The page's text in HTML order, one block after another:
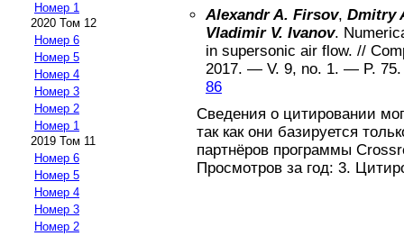
Номер 1
2020 Том 12
Номер 6
Номер 5
Номер 4
Номер 3
Номер 2
Номер 1
2019 Том 11
Номер 6
Номер 5
Номер 4
Номер 3
Номер 2
Alexandr A. Firsov, Dmitry
Vladimir V. Ivanov.
in supersonic air flow. //
2017. — V. 9, no. 1. — P. 75
86
Сведения о цитировании
так как они базируется
партнёров программы
Просмотров за год: 3.